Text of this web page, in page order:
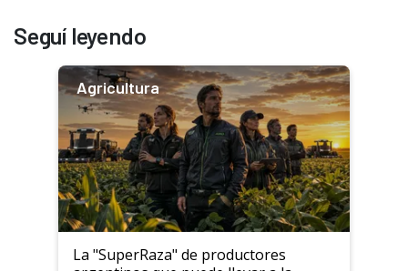
Seguí leyendo
Agricultura
La "SuperRaza" de productores